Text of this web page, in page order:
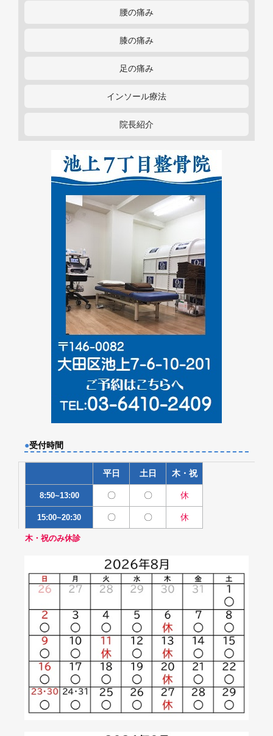
腰の痛み
膝の痛み
足の痛み
インソール療法
院長紹介
●受付時間
平日 土日 木・祝
8:50~13:00 〇 〇 休
15:00~20:30 〇 〇 休
木・祝のみ休診